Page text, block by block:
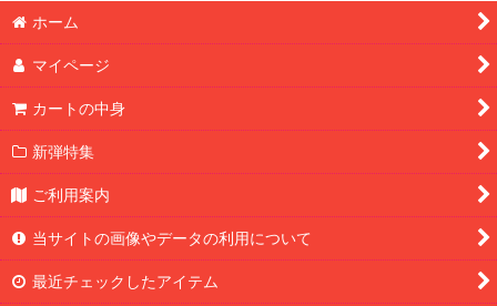
ホーム
マイページ
カートの中身
新弾特集
ご利用案内
当サイトの画像やデータの利用について
最近チェックしたアイテム